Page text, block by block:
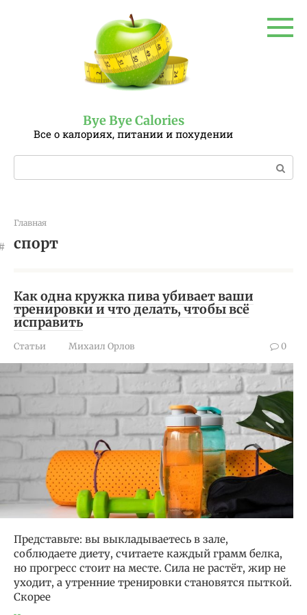
Bye Bye Calories
Все о калориях, питании и похудении
Поиск:
Главная
спорт
Как одна кружка пива убивает ваши
тренировки и что делать, чтобы всё
исправить
Статьи Михаил Орлов 0
Представьте: вы выкладываетесь в зале,
соблюдаете диету, считаете каждый грамм белка,
но прогресс стоит на месте. Сила не растёт, жир не
уходит, а утренние тренировки становятся пыткой.
Скорее